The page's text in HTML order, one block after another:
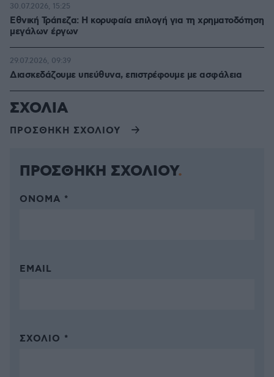
Εθνική Τράπεζα: Η κορυφαία επιλογή για τη χρηματοδότηση
μεγάλων έργων
30.07.2026, 15:25
Διασκεδάζουμε υπεύθυνα, επιστρέφουμε με ασφάλεια
29.07.2026, 09:39
ΣΧΟΛΙΑ
ΠΡΟΣΘΗΚΗ ΣΧΟΛΙΟΥ
ΠΡΟΣΘΗΚΗ ΣΧΟΛΙΟΥ
ΌΝΟΜΑ *
EMAIL
ΣΧΌΛΙΟ *